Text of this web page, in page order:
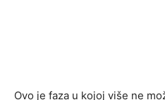
Ovo je faza u kojoj više ne